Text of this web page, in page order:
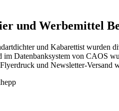
und Werbemittel
und Kabarettist wurden
Datenbanksystem von CAOS
und Newsletter-Versand